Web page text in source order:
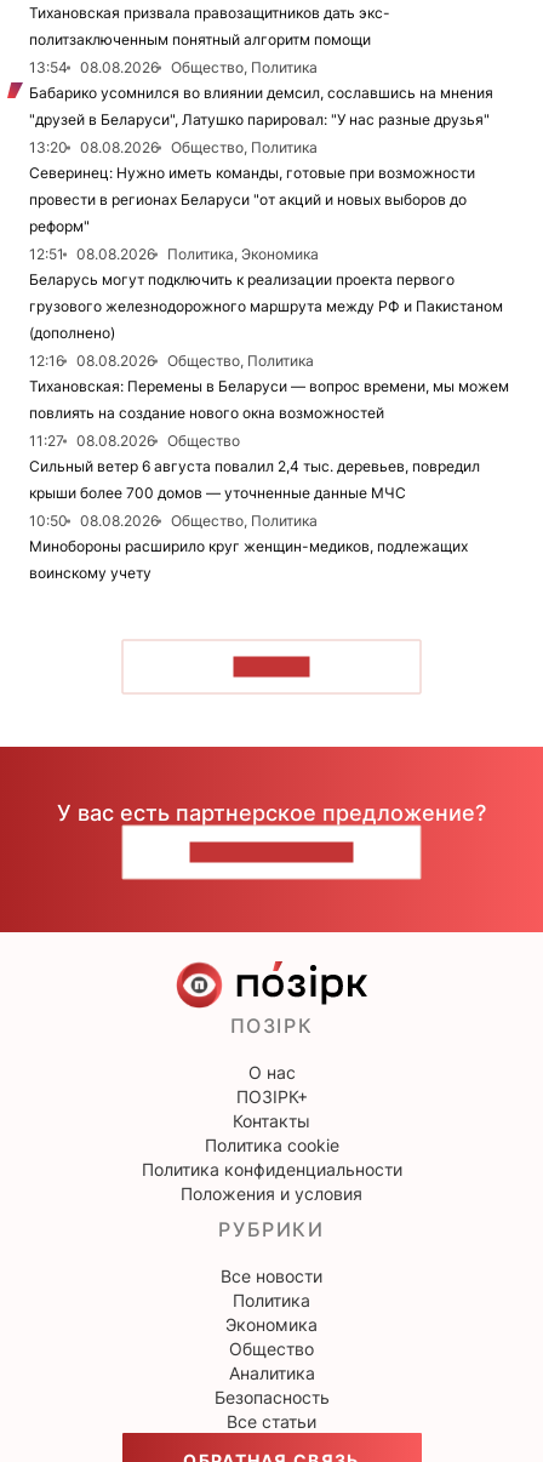
Тихановская призвала правозащитников дать экс-
политзаключенным понятный алгоритм помощи
13:54
08.08.2026
Общество, Политика
Бабарико усомнился во влиянии демсил, сославшись на мнения
"друзей в Беларуси", Латушко парировал: "У нас разные друзья"
13:20
08.08.2026
Общество, Политика
Северинец: Нужно иметь команды, готовые при возможности
провести в регионах Беларуси "от акций и новых выборов до
реформ"
12:51
08.08.2026
Политика, Экономика
Беларусь могут подключить к реализации проекта первого
грузового железнодорожного маршрута между РФ и Пакистаном
(дополнено)
12:16
08.08.2026
Общество, Политика
Тихановская: Перемены в Беларуси — вопрос времени, мы можем
повлиять на создание нового окна возможностей
11:27
08.08.2026
Общество
Сильный ветер 6 августа повалил 2,4 тыс. деревьев, повредил
крыши более 700 домов — уточненные данные МЧС
10:50
08.08.2026
Общество, Политика
Минобороны расширило круг женщин-медиков, подлежащих
воинскому учету
У вас есть партнерское предложение?
ПОЗІРК
О нас
ПОЗІРК+
Контакты
Политика cookie
Политика конфиденциальности
Положения и условия
РУБРИКИ
Все новости
Политика
Экономика
Общество
Аналитика
Безопасность
Все статьи